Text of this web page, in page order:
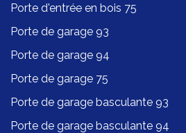
Porte d'entrée en bois 75
Porte de garage 93
Porte de garage 94
Porte de garage 75
Porte de garage basculante 93
Porte de garage basculante 94